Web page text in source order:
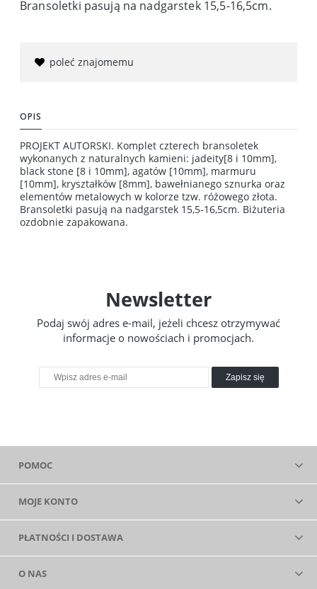
Bransoletki pasują na nadgarstek 15,5-16,5cm.
poleć znajomemu
OPIS
PROJEKT AUTORSKI. Komplet czterech bransoletek
wykonanych z naturalnych kamieni: jadeity[8 i 10mm],
black stone [8 i 10mm], agatów [10mm], marmuru
[10mm], kryształków [8mm], bawełnianego sznurka oraz
elementów metalowych w kolorze tzw. różowego złota.
Bransoletki pasują na nadgarstek 15,5-16,5cm. Biżuteria
ozdobnie zapakowana.
Newsletter
Podaj swój adres e-mail, jeżeli chcesz otrzymywać
informacje o nowościach i promocjach.
Zapisz się
POMOC
MOJE KONTO
PŁATNOŚCI I DOSTAWA
O NAS